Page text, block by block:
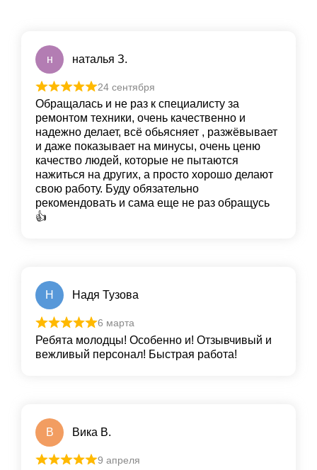
н наталья З.
24 сентября
Обращалась и не раз к специалисту за
ремонтом техники, очень качественно и
надежно делает, всё обьясняет , разжёвывает
и даже показывает на минусы, очень ценю
качество людей, которые не пытаются
нажиться на других, а просто хорошо делают
свою работу. Буду обязательно
рекомендовать и сама еще не раз обращусь
👍
Н Надя Тузова
6 марта
Ребята молодцы! Особенно и! Отзывчивый и
вежливый персонал! Быстрая работа!
В Вика В.
9 апреля